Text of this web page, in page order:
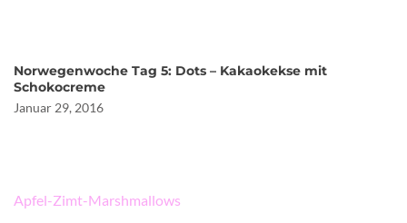
Norwegenwoche Tag 5: Dots – Kakaokekse mit
Schokocreme
Januar 29, 2016
Beitragsnavigation
Apfel-Zimt-Marshmallows